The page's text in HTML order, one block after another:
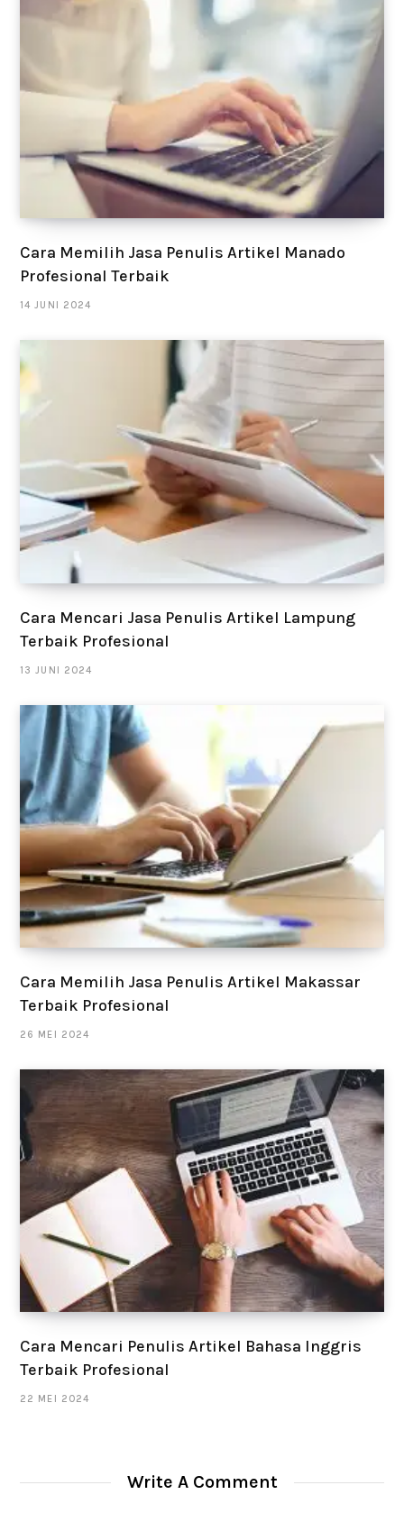
Cara Memilih Jasa Penulis Artikel Manado
Profesional Terbaik
14 JUNI 2024
Cara Mencari Jasa Penulis Artikel Lampung
Terbaik Profesional
13 JUNI 2024
Cara Memilih Jasa Penulis Artikel Makassar
Terbaik Profesional
26 MEI 2024
Cara Mencari Penulis Artikel Bahasa Inggris
Terbaik Profesional
22 MEI 2024
Write A Comment